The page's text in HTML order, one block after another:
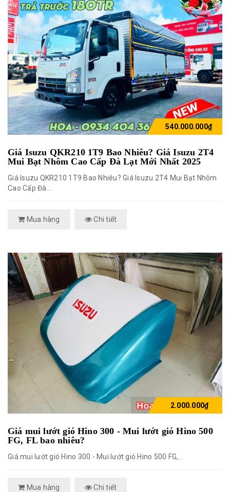
540.000.000₫
Giá Isuzu QKR210 1T9 Bao Nhiêu? Giá Isuzu 2T4
Mui Bạt Nhôm Cao Cấp Đà Lạt Mới Nhất 2025
Giá Isuzu QKR210 1T9 Bao Nhiêu? Giá Isuzu 2T4 Mui Bạt Nhôm
Cao Cấp Đà...
Mua hàng Chi tiết
2.000.000₫
Giá mui lướt gió Hino 300 - Mui lướt gió Hino 500
FG, FL bao nhiêu?
Giá mui lướt gió Hino 300 - Mui lướt gió Hino 500 FG,...
Mua hàng Chi tiết